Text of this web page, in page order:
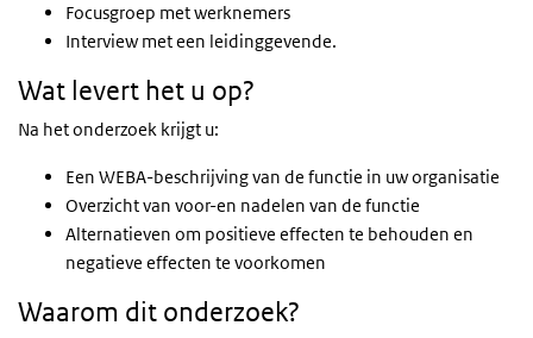
Focusgroep met werknemers
Interview met een leidinggevende.
Wat levert het u op?
Na het onderzoek krijgt u:
Een WEBA-beschrijving van de functie in uw organisatie
Overzicht van voor-en nadelen van de functie
Alternatieven om positieve effecten te behouden en
negatieve effecten te voorkomen
Waarom dit onderzoek?